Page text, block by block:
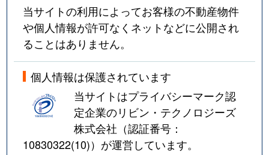
当サイトの利用によってお客様の不動産物件
や個人情報が許可なくネットなどに公開され
ることはありません。
個人情報は保護されています
当サイトはプライバシーマーク認
定企業のリビン・テクノロジーズ
株式会社（認証番号：
10830322(10)）が運営しています。